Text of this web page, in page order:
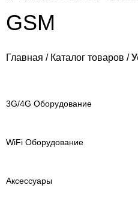
GSM
Главная Каталог товаров
3G/4G Оборудование
WiFi Оборудование
Аксессуары